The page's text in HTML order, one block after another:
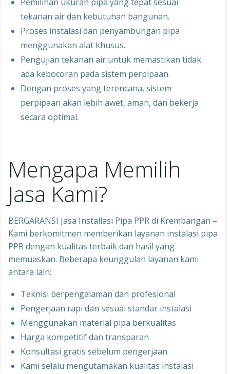
tekanan air dan kebutuhan bangunan.
Proses instalasi dan penyambungan pipa
menggunakan alat khusus.
Pengujian tekanan air untuk memastikan tidak
ada kebocoran pada sistem perpipaan.
Dengan proses yang terencana, sistem
perpipaan akan lebih awet, aman, dan bekerja
secara optimal.
Mengapa Memilih
Jasa Kami?
BERGARANSI Jasa Installasi Pipa PPR di Krembangan –
Kami berkomitmen memberikan layanan instalasi pipa
PPR dengan kualitas terbaik dan hasil yang
memuaskan. Beberapa keunggulan layanan kami
antara lain:
Teknisi berpengalaman dan profesional
Pengerjaan rapi dan sesuai standar instalasi
Menggunakan material pipa berkualitas
Harga kompetitif dan transparan
Konsultasi gratis sebelum pengerjaan
Kami selalu mengutamakan kualitas instalasi